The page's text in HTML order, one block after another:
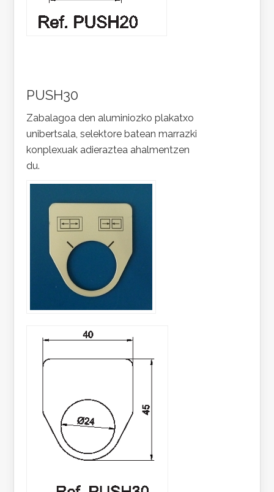
PUSH30
Zabalagoa den aluminiozko plakatxo
unibertsala, selektore batean marrazki
konplexuak adieraztea ahalmentzen
du.